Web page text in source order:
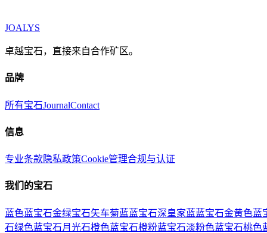
JOALYS
卓越宝石，直接来自合作矿区。
品牌
所有宝石JournalContact
信息
专业条款隐私政策Cookie管理合规与认证
我们的宝石
蓝色蓝宝石金绿宝石矢车菊蓝蓝宝石深皇家蓝蓝宝石金黄色蓝
石绿色蓝宝石月光石橙色蓝宝石橙粉蓝宝石淡粉色蓝宝石桃色